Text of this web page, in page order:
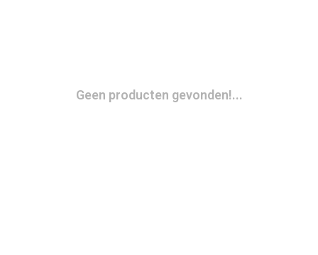
Geen producten gevonden!...